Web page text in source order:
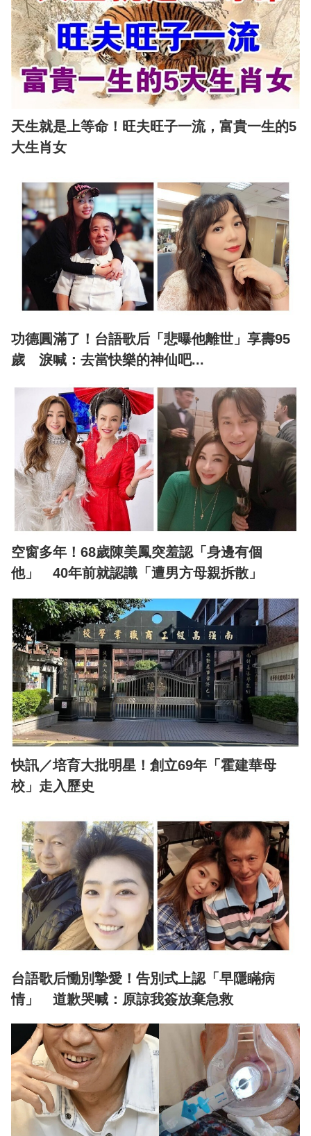
天生就是上等命！旺夫旺子一流，富貴一生的5
大生肖女
功德圓滿了！台語歌后「悲曝他離世」享壽95
歲 淚喊：去當快樂的神仙吧...
空窗多年！68歲陳美鳳突羞認「身邊有個
他」 40年前就認識「遭男方母親拆散」
快訊／培育大批明星！創立69年「霍建華母
校」走入歷史
台語歌后慟別摯愛！告別式上認「早隱瞞病
情」 道歉哭喊：原諒我簽放棄急救